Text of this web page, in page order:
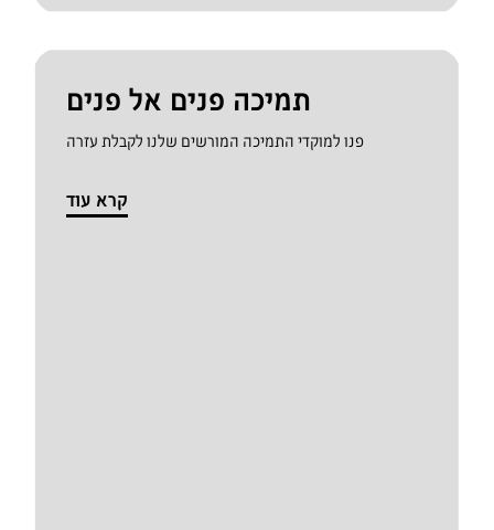
תמיכה פנים אל פנים
פנו למוקדי התמיכה המורשים שלנו לקבלת עזרה
קרא עוד